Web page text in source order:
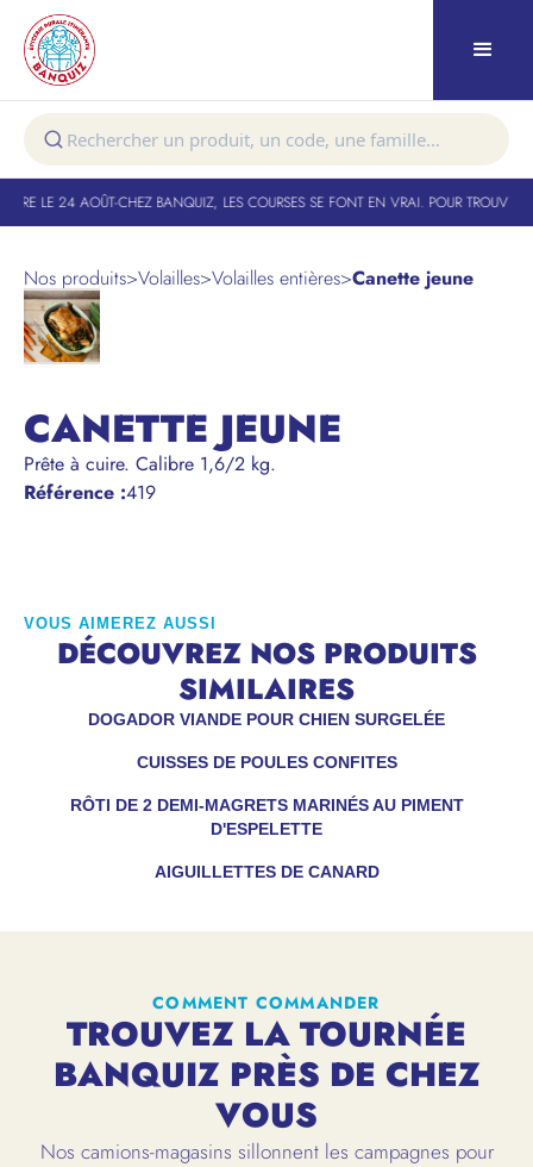
LE 24 AOÛT-CHEZ BANQUIZ, LES COURSES SE FONT EN VRAI. POUR TROUVER
Nos produits>Volailles>Volailles entières>Canette jeune
CANETTE JEUNE
Prête à cuire. Calibre 1,6/2 kg.
Référence :419
VOUS AIMEREZ AUSSI
DÉCOUVREZ NOS PRODUITS
SIMILAIRES
DOGADOR VIANDE POUR CHIEN SURGELÉE
CUISSES DE POULES CONFITES
RÔTI DE 2 DEMI-MAGRETS MARINÉS AU PIMENT
D'ESPELETTE
AIGUILLETTES DE CANARD
COMMENT COMMANDER
TROUVEZ LA TOURNÉE
BANQUIZ PRÈS DE CHEZ
VOUS
Nos camions-magasins sillonnent les campagnes pour